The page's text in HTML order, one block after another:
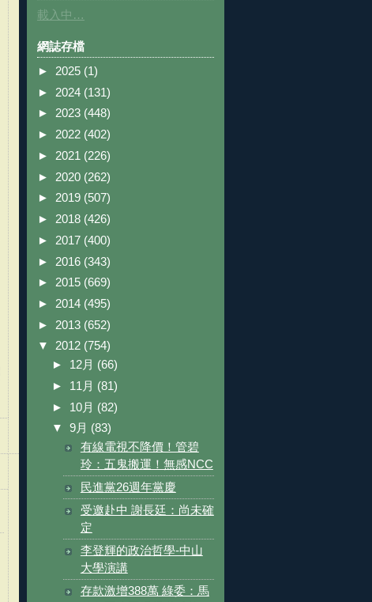
載入中…
網誌存檔
► 2025 (1)
► 2024 (131)
► 2023 (448)
► 2022 (402)
► 2021 (226)
► 2020 (262)
► 2019 (507)
► 2018 (426)
► 2017 (400)
► 2016 (343)
► 2015 (669)
► 2014 (495)
► 2013 (652)
▼ 2012 (754)
► 12月 (66)
► 11月 (81)
► 10月 (82)
▼ 9月 (83)
有線電視不降價！管碧
玲：五鬼搬運！無感NCC
民進黨26週年黨慶
受邀赴中 謝長廷：尚未確
定
李登輝的政治哲學-中山
大學演講
存款激增388萬 綠委：馬